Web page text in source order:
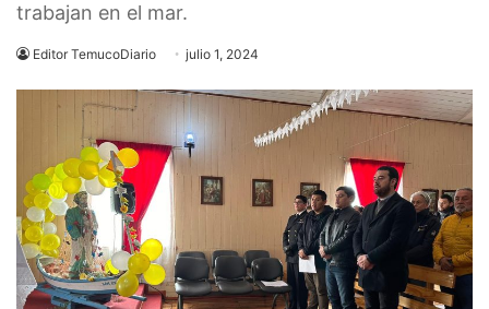
trabajan en el mar.
Editor TemucoDiario julio 1, 2024